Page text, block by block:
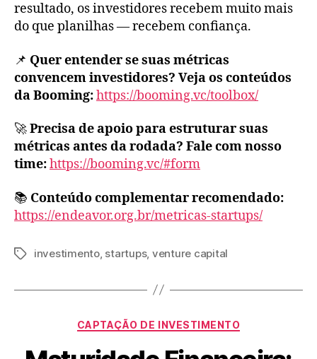
resultado, os investidores recebem muito mais
do que planilhas — recebem confiança.
📌 Quer entender se suas métricas
convencem investidores? Veja os conteúdos
da Booming:https://booming.vc/toolbox/
🚀Precisa de apoio para estruturar suas
métricas antes da rodada? Fale com nosso
time:https://booming.vc/#form
📚 Conteúdo complementar recomendado:
https://endeavor.org.br/metricas-startups/
investimento, startups, venture capital
CAPTAÇÃO DE INVESTIMENTO